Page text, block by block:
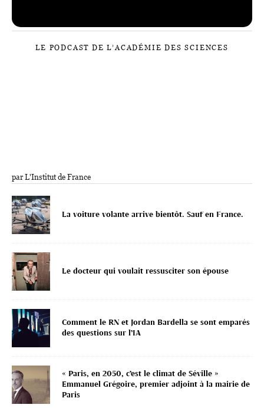
LE PODCAST DE L’ACADÉMIE DES SCIENCES
par L'Institut de France
La voiture volante arrive bientôt. Sauf en France.
Le docteur qui voulait ressusciter son épouse
Comment le RN et Jordan Bardella se sont emparés
des questions sur l’IA
« Paris, en 2050, c’est le climat de Séville »
Emmanuel Grégoire, premier adjoint à la mairie de
Paris